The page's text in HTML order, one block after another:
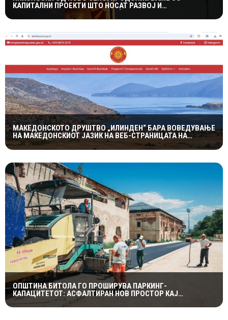
КАПИТАЛНИ ПРОЕКТИ ШТО НОСАТ РАЗВОЈ И
ПОКВАЛИТЕТЕН ЖИВОТ ЗА ГРАЃАНИТЕ
МАКЕДОНСКОТО ДРУШТВО „ИЛИНДЕН“ БАРА ВОВЕДУВАЊЕ
НА МАКЕДОНСКИОТ ЈАЗИК НА ВЕБ-СТРАНИЦАТА НА
ОПШТИНА ПУСТЕЦ
ОПШТИНА БИТОЛА ГО ПРОШИРУВА ПАРКИНГ-
КАПАЦИТЕТОТ: АСФАЛТИРАН НОВ ПРОСТОР КАЈ
ПОРАНЕШНАТА КАСАРНА